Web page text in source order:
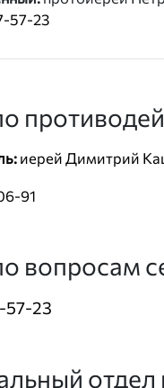
57-23
иерей Димитрий
91
вопросам
57-23